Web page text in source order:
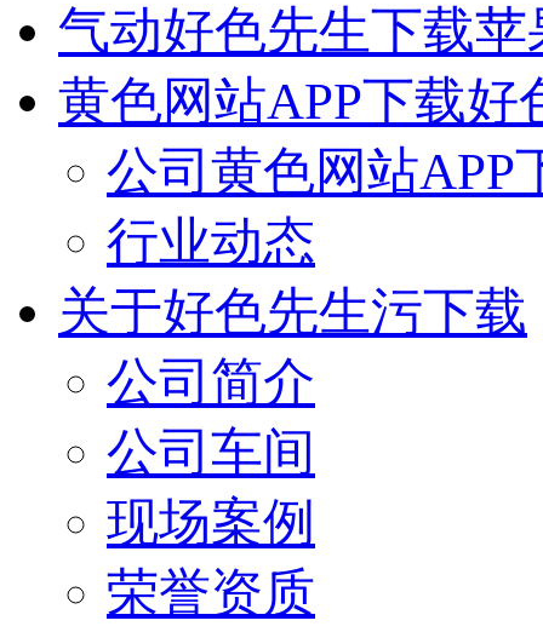
气动好色先生下载
黄色网站APP下载好
公司黄色网站APP
行业动态
关于好色先生污下载
公司简介
公司车间
现场案例
荣誉资质